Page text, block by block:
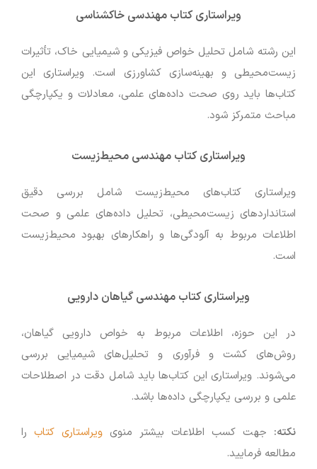
ویراستاری کتاب مهندسی خاکشناسی
این رشته شامل تحلیل خواص فیزیکی و شیمیایی خاک، تأثیرات
زیست‌محیطی و بهینه‌سازی کشاورزی است. ویراستاری این
کتاب‌ها باید روی صحت داده‌های علمی، معادلات و یکپارچگی
مباحث متمرکز شود.
ویراستاری کتاب مهندسی محیط‌زیست
ویراستاری کتاب‌های محیط‌زیست شامل بررسی دقیق
استانداردهای زیست‌محیطی، تحلیل داده‌های علمی و صحت
اطلاعات مربوط به آلودگی‌ها و راهکارهای بهبود محیط‌زیست
است.
ویراستاری کتاب مهندسی گیاهان دارویی
در این حوزه، اطلاعات مربوط به خواص دارویی گیاهان،
روش‌های کشت و فرآوری و تحلیل‌های شیمیایی بررسی
می‌شوند. ویراستاری این کتاب‌ها باید شامل دقت در اصطلاحات
علمی و بررسی یکپارچگی داده‌ها باشد.
نکته: جهت کسب اطلاعات بیشتر منوی ویراستاری کتاب را
مطالعه فرمایید.